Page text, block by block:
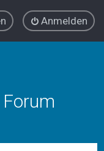
Anmelden